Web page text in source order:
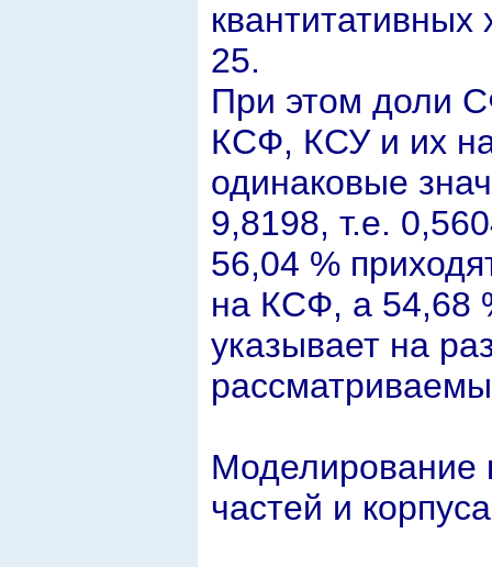
квантитативных
25.
При этом доли
КСФ, КСУ и их
одинаковые
9,8198, т.е.
56,04 %
на КСФ, а 54,68
указывает на
Моделирование
частей и